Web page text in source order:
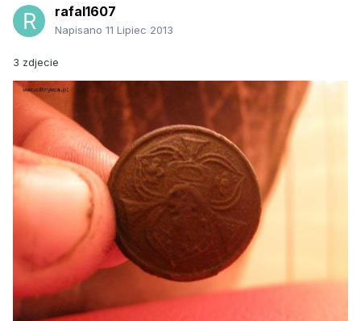
rafal1607
Napisano 11 Lipiec 2013
3 zdjecie